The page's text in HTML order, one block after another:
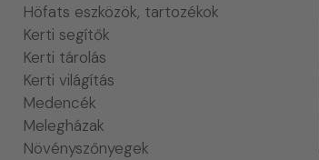
Höfats eszközök, tartozékok
Kerti segítők
Kerti tárolás
Kerti világítás
Medencék
Melegházak
Növényszőnyegek